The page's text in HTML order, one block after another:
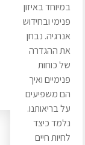
במיוחד באיזון
פנימי ובחידוש
אנרגיה. נבחן
את ההגדרה
של כוחות
פנימיים ואיך
הם משפיעים
על בריאותנו.
נלמד כיצד
לחיות חיים